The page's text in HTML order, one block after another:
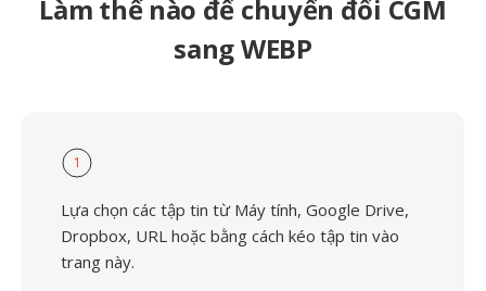
Làm thế nào để chuyển đổi CGM
sang WEBP
1
Lựa chọn các tập tin từ Máy tính, Google Drive,
Dropbox, URL hoặc bằng cách kéo tập tin vào
trang này.